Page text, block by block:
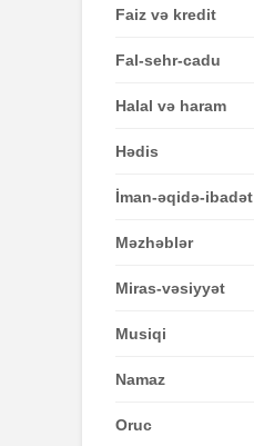
Faiz və kredit
Fal-sehr-cadu
Halal və haram
Hədis
İman-əqidə-ibadət
Məzhəblər
Miras-vəsiyyət
Musiqi
Namaz
Oruc